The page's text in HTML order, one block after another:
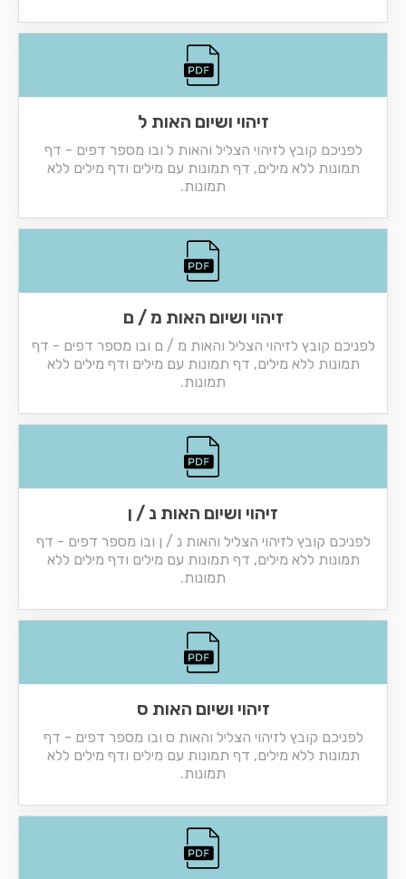
זיהוי ושיום האות ל
לפניכם קובץ לזיהוי הצליל והאות ל ובו מספר דפים - דף
תמונות ללא מילים, דף תמונות עם מילים ודף מילים ללא
תמונות.
זיהוי ושיום האות מ / ם
לפניכם קובץ לזיהוי הצליל והאות מ / ם ובו מספר דפים - דף
תמונות ללא מילים, דף תמונות עם מילים ודף מילים ללא
תמונות.
זיהוי ושיום האות נ / ן
לפניכם קובץ לזיהוי הצליל והאות נ / ן ובו מספר דפים - דף
תמונות ללא מילים, דף תמונות עם מילים ודף מילים ללא
תמונות.
זיהוי ושיום האות ס
לפניכם קובץ לזיהוי הצליל והאות ס ובו מספר דפים - דף
תמונות ללא מילים, דף תמונות עם מילים ודף מילים ללא
תמונות.